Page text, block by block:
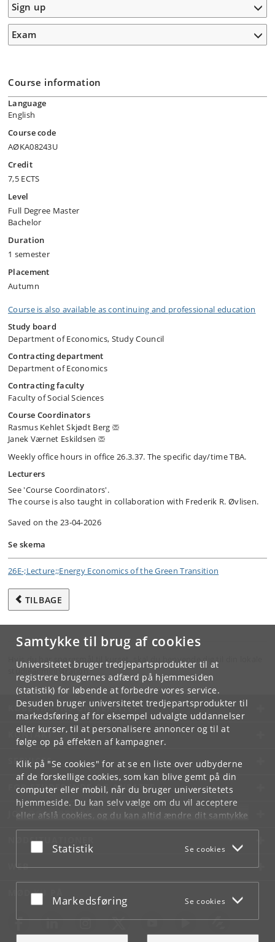
Samtykke til brug af cookies
Universitetet bruger tredjepartsprodukter til at
registrere brugernes adfærd på hjemmesiden
(statistik) for løbende at forbedre vores service.
Desuden bruger universitetet tredjepartsprodukter til
markedsføring af for eksempel udvalgte uddannelser
eller kurser, til at personalisere annoncer og til at
følge op på effekten af kampagner.
Klik på "Se cookies" for at se en liste over udbyderne
af de forskellige cookies, som kan blive gemt på din
computer eller mobil, når du bruger universitetets
hjemmeside. Du kan selv vælge om du vil acceptere
eller afslå cookies, og du kan altid ændre dit samtykke
underCookie- og privatlivspolitiksom du finder i
bunden af hver side.
Acceptér eller afslå
Statistik Se cookies
Acceptér eller afslå
Markedsføring Se cookies
Sign up
Exam
Course information
Language
English
Course code
AØKA08243U
Credit
7,5 ECTS
Level
Full Degree Master
Bachelor
Duration
1 semester
Placement
Autumn
Course is also available as continuing and professional education
Study board
Department of Economics, Study Council
Contracting department
Department of Economics
Contracting faculty
Faculty of Social Sciences
Course Coordinators
Rasmus Kehlet Skjødt Berg
Janek Værnet Eskildsen
Weekly office hours in office 26.3.37. The specific day/time TBA.
Lecturers
See 'Course Coordinators'.
The course is also taught in collaboration with Frederik R. Øvlisen.
Saved on the 23-04-2026
Se skema
26E-;Lecture;;Energy Economics of the Green Transition
TILBAGE
Hvis du har spørgsmål til kurset, skal du henvende dig til din lokale
studieadministration.
KØBENHAVNS UNIVERSITET
KONTAKT
SERVICES
FOR STUDERENDE OG ANSATTE
JOB OG KARRIERE
NØDSITUATIONER
WEB
MØD KU PÅ